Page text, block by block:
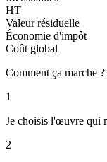
HT
Valeur résiduelle
Économie d'impôt
Coût global
Comment ça marche ?
1
Je choisis l'œuvre qui
2